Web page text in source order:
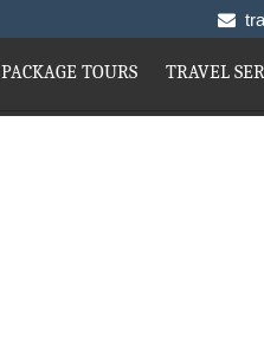
PACKAGE TOURS TRAVEL